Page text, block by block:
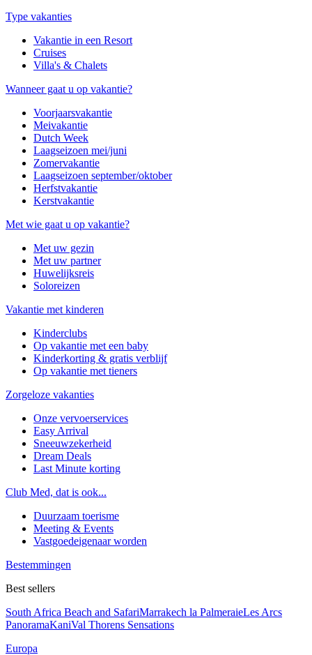
Type vakanties
Vakantie in een Resort
Cruises
Villa's & Chalets
Wanneer gaat u op vakantie?
Voorjaarsvakantie
Meivakantie
Dutch Week
Laagseizoen mei/juni
Zomervakantie
Laagseizoen september/oktober
Herfstvakantie
Kerstvakantie
Met wie gaat u op vakantie?
Met uw gezin
Met uw partner
Huwelijksreis
Soloreizen
Vakantie met kinderen
Kinderclubs
Op vakantie met een baby
Kinderkorting & gratis verblijf
Op vakantie met tieners
Zorgeloze vakanties
Onze vervoerservices
Easy Arrival
Sneeuwzekerheid
Dream Deals
Last Minute korting
Club Med, dat is ook...
Duurzaam toerisme
Meeting & Events
Vastgoedeigenaar worden
Bestemmingen
Best sellers
South Africa Beach and SafariMarrakech la PalmeraieLes Arcs
PanoramaKaniVal Thorens Sensations
Europa